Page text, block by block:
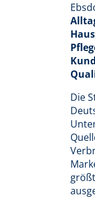
Die